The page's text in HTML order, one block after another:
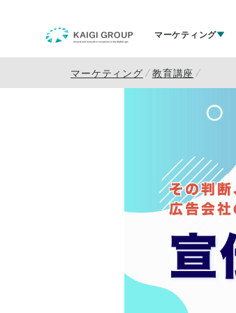
マーケティング
マーケティング 教育講座